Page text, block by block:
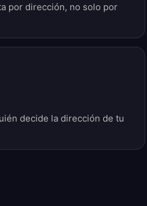
por dirección, no solo por
decide la dirección de tu